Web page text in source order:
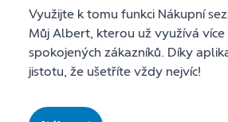
Využijte k tomu funkci Nákupní
Můj Albert, kterou už využívá více
spokojených zákazníků. Díky
jistotu, že ušetříte vždy nejvíc!